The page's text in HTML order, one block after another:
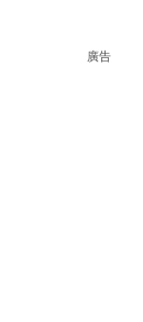
廣告